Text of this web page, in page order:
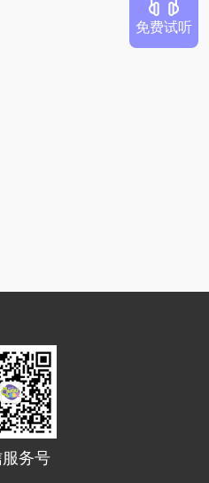
务号
免费试听